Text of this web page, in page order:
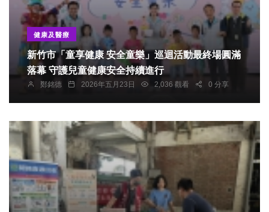
健康及醫療
新竹市「童享健康 安全童樂」巡迴活動最終場圓滿
落幕 守護兒童健康安全持續進行
鄭銘德 2026年五月23日 2,036 觀看 0 分享